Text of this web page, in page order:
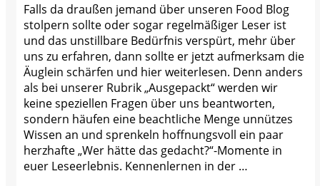
Falls da draußen jemand über unseren Food Blog
stolpern sollte oder sogar regelmäßiger Leser ist
und das unstillbare Bedürfnis verspürt, mehr über
uns zu erfahren, dann sollte er jetzt aufmerksam die
Äuglein schärfen und hier weiterlesen. Denn anders
als bei unserer Rubrik „Ausgepackt“ werden wir
keine speziellen Fragen über uns beantworten,
sondern häufen eine beachtliche Menge unnützes
Wissen an und sprenkeln hoffnungsvoll ein paar
herzhafte „Wer hätte das gedacht?“-Momente in
euer Leseerlebnis. Kennenlernen in der …